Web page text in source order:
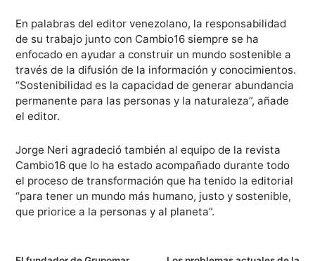
En palabras del editor venezolano, la responsabilidad
de su trabajo junto con Cambio16 siempre se ha
enfocado en ayudar a construir un mundo sostenible a
través de la difusión de la información y conocimientos.
“Sostenibilidad es la capacidad de generar abundancia
permanente para las personas y la naturaleza”, añade
el editor.
Jorge Neri agradeció también al equipo de la revista
Cambio16 que lo ha estado acompañado durante todo
el proceso de transformación que ha tenido la editorial
“para tener un mundo más humano, justo y sostenible,
que priorice a la personas y al planeta”.